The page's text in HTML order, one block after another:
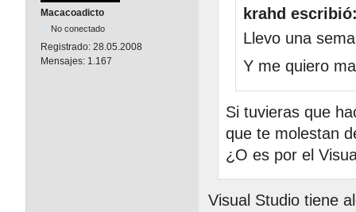
Macacoadicto
No conectado
Registrado: 28.05.2008
Mensajes: 1.167
krahd
Llevo una
Y me quiero
Si tuvieras que
que te molestan
¿O es por el
Visual Studio tiene